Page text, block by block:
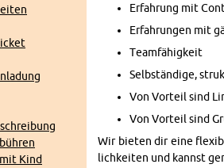
Kind
Er­fah­rung mit
Er­fah­run­gen mit
Team­fä­hig­keit
Selb­stän­di­ge,
Von Vor­teil sind
Von Vor­teil sind
Wir bie­ten dir eine
lich­kei­ten und kannst